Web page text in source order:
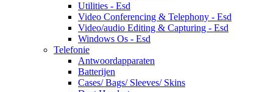
Utilities - Esd
Video Conferencing & Telephony - Esd
Video/audio Editing & Capturing - Esd
Windows Os - Esd
Telefonie
Antwoordapparaten
Batterijen
Cases/ Bags/ Sleeves/ Skins